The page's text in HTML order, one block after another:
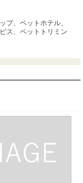
プ、ペットホテル、
ス、ペットトリミン